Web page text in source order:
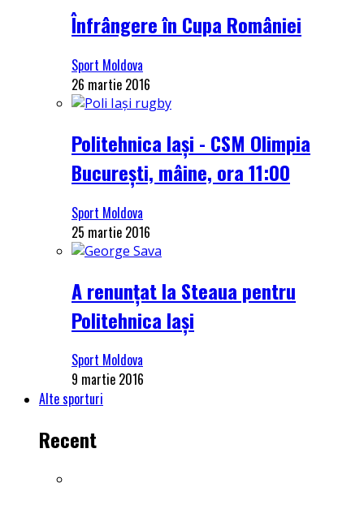
Înfrângere în Cupa României
Sport Moldova
26 martie 2016
Politehnica Iași - CSM Olimpia
București, mâine, ora 11:00
Sport Moldova
25 martie 2016
A renunțat la Steaua pentru
Politehnica Iași
Sport Moldova
9 martie 2016
Alte sporturi
Recent